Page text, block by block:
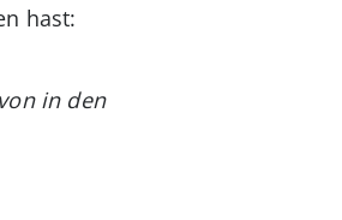
hast:
in den